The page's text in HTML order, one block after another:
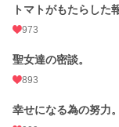
トマトがもたらした
973
聖女達の密談。
893
幸せになる為の努力。